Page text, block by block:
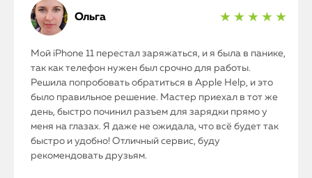
Ольга ★ ★ ★ ★ ★
Мой iPhone 11 перестал заряжаться, и я была в панике,
так как телефон нужен был срочно для работы.
Решила попробовать обратиться в Apple Help, и это
было правильное решение. Мастер приехал в тот же
день, быстро починил разъем для зарядки прямо у
меня на глазах. Я даже не ожидала, что всё будет так
быстро и удобно! Отличный сервис, буду
рекомендовать друзьям.